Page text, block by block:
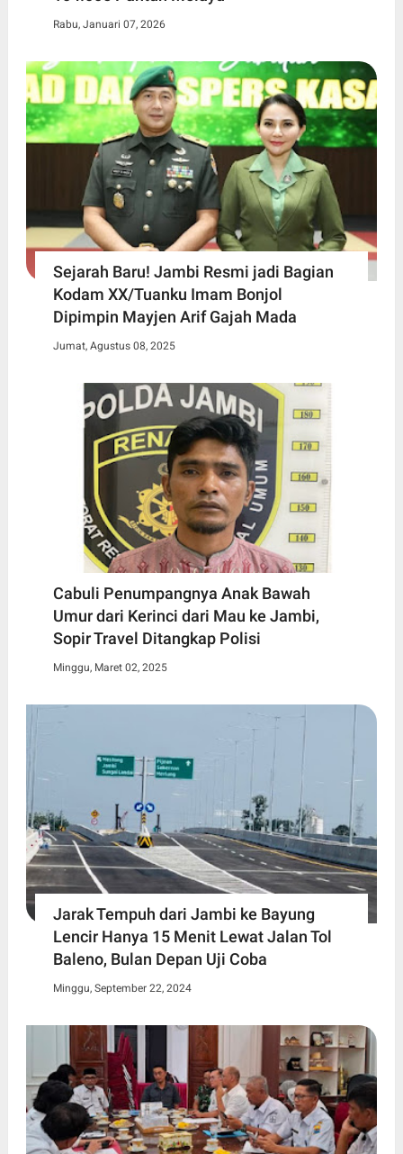
Rabu, Januari 07, 2026
Sejarah Baru! Jambi Resmi jadi Bagian
Kodam XX/Tuanku Imam Bonjol
Dipimpin Mayjen Arif Gajah Mada
Jumat, Agustus 08, 2025
Cabuli Penumpangnya Anak Bawah
Umur dari Kerinci dari Mau ke Jambi,
Sopir Travel Ditangkap Polisi
Minggu, Maret 02, 2025
Jarak Tempuh dari Jambi ke Bayung
Lencir Hanya 15 Menit Lewat Jalan Tol
Baleno, Bulan Depan Uji Coba
Minggu, September 22, 2024